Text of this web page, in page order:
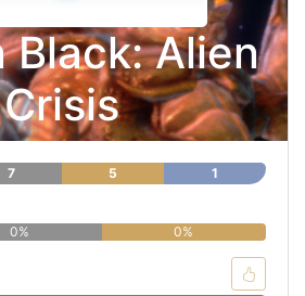
Black: Alien
Crisis
7 5
1
0%
0%